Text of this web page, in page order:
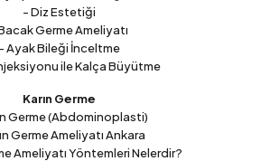
- Diz Estetiği
Germe Ameliyatı
- Ayak Bileği İnceltme
ile Kalça Büyütme
Karın Germe
Germe (Abdominoplasti)
Germe Ameliyatı Ankara
Ameliyatı Yöntemleri Nelerdir?